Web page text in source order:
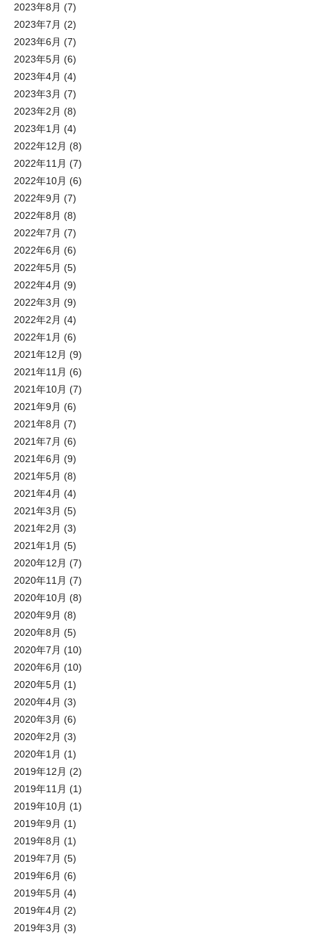
2023年8月 (7)
2023年7月 (2)
2023年6月 (7)
2023年5月 (6)
2023年4月 (4)
2023年3月 (7)
2023年2月 (8)
2023年1月 (4)
2022年12月 (8)
2022年11月 (7)
2022年10月 (6)
2022年9月 (7)
2022年8月 (8)
2022年7月 (7)
2022年6月 (6)
2022年5月 (5)
2022年4月 (9)
2022年3月 (9)
2022年2月 (4)
2022年1月 (6)
2021年12月 (9)
2021年11月 (6)
2021年10月 (7)
2021年9月 (6)
2021年8月 (7)
2021年7月 (6)
2021年6月 (9)
2021年5月 (8)
2021年4月 (4)
2021年3月 (5)
2021年2月 (3)
2021年1月 (5)
2020年12月 (7)
2020年11月 (7)
2020年10月 (8)
2020年9月 (8)
2020年8月 (5)
2020年7月 (10)
2020年6月 (10)
2020年5月 (1)
2020年4月 (3)
2020年3月 (6)
2020年2月 (3)
2020年1月 (1)
2019年12月 (2)
2019年11月 (1)
2019年10月 (1)
2019年9月 (1)
2019年8月 (1)
2019年7月 (5)
2019年6月 (6)
2019年5月 (4)
2019年4月 (2)
2019年3月 (3)